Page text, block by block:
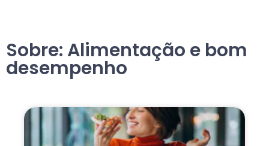
Sobre: Alimentação e bom
desempenho